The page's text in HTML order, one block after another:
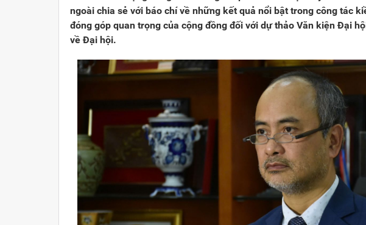
ngoài chia sẻ với báo chí về những kết quả nổi bật trong công tác
đóng góp quan trọng của cộng đồng đối với dự thảo Văn kiện Đại
về Đại hội.